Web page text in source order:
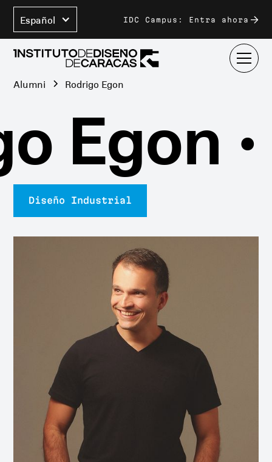
Español IDC Campus: Entra ahora
Alumni Rodrigo Egon
Egon
Diseño Industrial